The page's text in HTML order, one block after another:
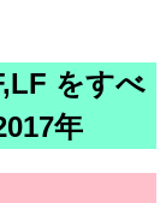
をすべ
年